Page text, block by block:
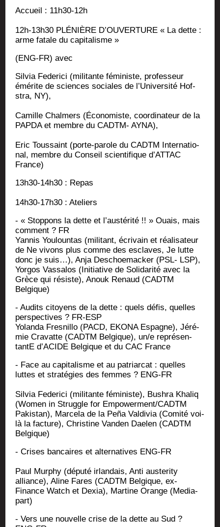
Accueil : 11h30-12h
12h-13h30 PLÉNIÈRE D’OUVERTURE « La dette :
arme fatale du capitalisme »
(ENG-FR) avec
Sil­via Fede­ri­ci (mili­tante fémi­niste, pro­fes­seur
émé­rite de sciences sociales de l’Université Hof­
stra, NY),
Camille Chal­mers (Éco­no­miste, coor­di­na­teur de la
PAPDA et membre du CADTM- AYNA),
Eric Tous­saint (porte-parole du CADTM Inter­na­tio­
nal, membre du Conseil scien­ti­fique d’ATTAC
France)
13h30-14h30 : Repas
14h30-17h30 : Ateliers
- « Stop­pons la dette et l’austérité !! » Ouais, mais
com­ment ? FR
Yan­nis You­loun­tas (mili­tant, écri­vain et réa­li­sa­teur
de Ne vivons plus comme des esclaves, Je lutte
donc je suis…), Anja Des­choe­ma­cker (PSL- LSP),
Yor­gos Vas­sa­los (Ini­tia­tive de Soli­da­ri­té avec la
Grèce qui résiste), Anouk Renaud (CADTM
Belgique)
- Audits citoyens de la dette : quels défis, quelles
pers­pec­tives ? FR-ESP
Yolan­da Fres­nillo (PACD, EKONA Espagne), Jéré­
mie Cra­vatte (CADTM Bel­gique), un/e repré­sen­
tantE d’ACIDE Bel­gique et du CAC France
- Face au capi­ta­lisme et au patriar­cat : quelles
luttes et stra­té­gies des femmes ? ENG-FR
Sil­via Fede­ri­ci (mili­tante fémi­niste), Bush­ra Kha­liq
(Women in Struggle for Empowerment/CADTM
Pakis­tan), Mar­ce­la de la Peña Val­di­via (Comi­té voi­
là la fac­ture), Chris­tine Van­den Dae­len (CADTM
Belgique)
- Crises ban­caires et alter­na­tives ENG-FR
Paul Mur­phy (dépu­té irlan­dais, Anti aus­te­ri­ty
alliance), Aline Fares (CADTM Bel­gique, ex-
Finance Watch et Dexia), Mar­tine Orange (Media­
part)
- Vers une nou­velle crise de la dette au Sud ?